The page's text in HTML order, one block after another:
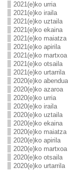
2021(e)ko urria
2021(e)ko iraila
2021(e)ko uztaila
2021(e)ko ekaina
2021(e)ko maiatza
2021(e)ko apirila
2021(e)ko martxoa
2021(e)ko otsaila
2021(e)ko urtarrila
2020(e)ko abendua
2020(e)ko azaroa
2020(e)ko urria
2020(e)ko iraila
2020(e)ko uztaila
2020(e)ko ekaina
2020(e)ko maiatza
2020(e)ko apirila
2020(e)ko martxoa
2020(e)ko otsaila
2020(e)ko urtarrila